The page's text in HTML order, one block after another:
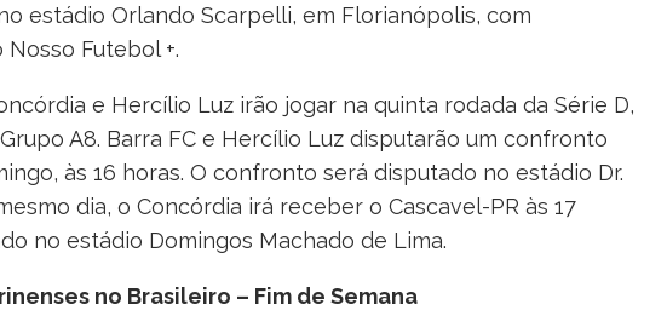
estádio Orlando Scarpelli, em Florianópolis, com
Futebol +.
e Hercílio Luz irão jogar na quinta rodada da Série D,
A8. Barra FC e Hercílio Luz disputarão um confronto
às 16 horas. O confronto será disputado no estádio Dr.
dia, o Concórdia irá receber o Cascavel-PR às 17
no estádio Domingos Machado de Lima.
no Brasileiro – Fim de Semana